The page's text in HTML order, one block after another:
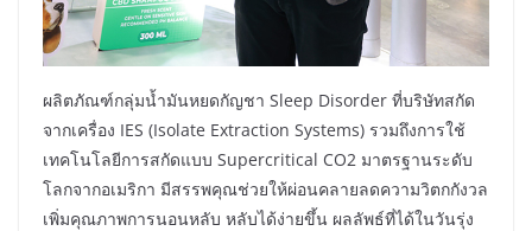
ผลิตภัณฑ์กลุ่มน้ำมันหยดกัญชา Sleep Disorder ที่บริษัทสกัด
จากเครื่อง IES (Isolate Extraction Systems) รวมถึงการใช้
เทคโนโลยีการสกัดแบบ Supercritical CO2 มาตรฐานระดับ
โลกจากอเมริกา มีสรรพคุณช่วยให้ผ่อนคลายลดความวิตกกังวล
เพิ่มคุณภาพการนอนหลับ หลับได้ง่ายขึ้น ผลลัพธ์ที่ได้ในวันรุ่ง